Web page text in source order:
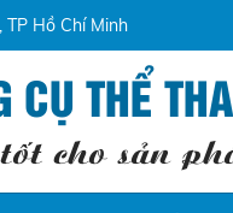
Hồ Chí Minh
CỤ THỂ
cho sản